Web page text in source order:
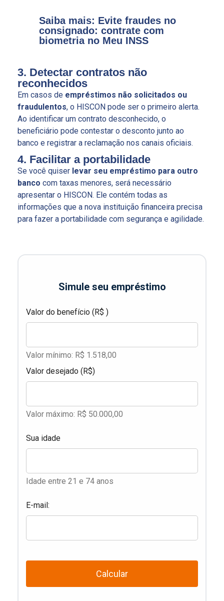
Saiba mais: Evite fraudes no
consignado: contrate com
biometria no Meu INSS
3. Detectar contratos não
reconhecidos
Em casos de empréstimos não solicitados ou
fraudulentos, o HISCON pode ser o primeiro alerta.
Ao identificar um contrato desconhecido, o
beneficiário pode contestar o desconto junto ao
banco e registrar a reclamação nos canais oficiais.
4. Facilitar a portabilidade
Se você quiser levar seu empréstimo para outro
banco com taxas menores, será necessário
apresentar o HISCON. Ele contém todas as
informações que a nova instituição financeira precisa
para fazer a portabilidade com segurança e agilidade.
Simule seu empréstimo
Valor do benefício (R$ )
Valor mínimo: R$ 1.518,00
Valor desejado (R$)
Valor máximo: R$ 50.000,00
Sua idade
Idade entre 21 e 74 anos
E-mail:
Calcular